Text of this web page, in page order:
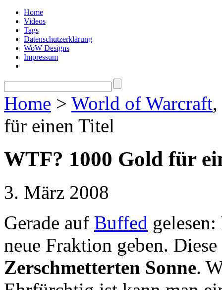
Home
Videos
Tags
Datenschutzerklärung
WoW Designs
Impressum
Home > World of Warcraft,
für einen Titel
WTF? 1000 Gold für
3. März 2008
Gerade auf Buffed
neue Fraktion geben.
Zerschmetterten Sonne.